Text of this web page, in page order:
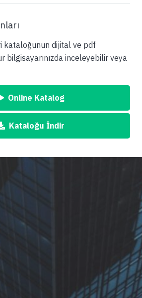
kataloğunun dijital ve pdf
bilgisayarınızda inceleyebilir veya
Online Katalog
Kataloğu İndir